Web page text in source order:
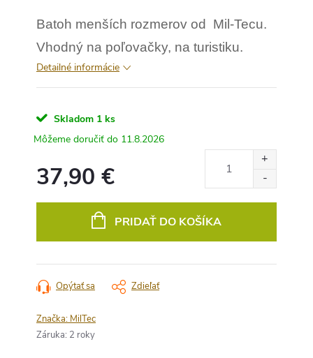
Batoh menších rozmerov od Mil-Tecu.
Vhodný na poľovačky, na turistiku.
Detailné informácie
Skladom 1 ks
11.8.2026
37,90 €
PRIDAŤ DO KOŠÍKA
Opýtať sa Zdieľať
Značka: MilTec
Záruka: 2 roky